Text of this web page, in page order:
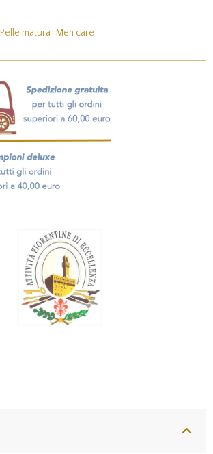
Pelle matura Men care